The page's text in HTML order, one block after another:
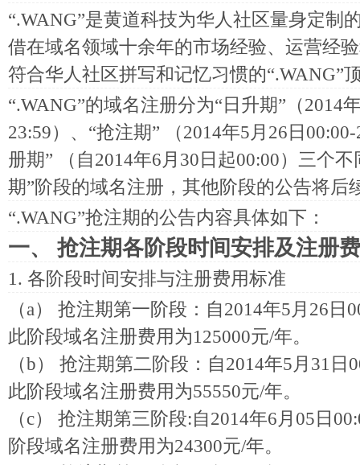
“.WANG”是黄道科技为华人社区量身定制
借在域名领域十余年的市场经验、运营经
符合华人社区拼写和记忆习惯的“.WANG”
“.WANG”的域名注册分为“日升期”（2014
23:59）、“抢注期” （2014年5月26日
册期” （自2014年6月30日起00:00）三个
期”阶段的域名注册，其他阶段的公告将后
“.WANG”抢注期的公告内容具体如下：
一、 抢注期各阶段时间安排及注册
1. 各阶段时间安排与注册费用标准
（a） 抢注期第一阶段：自2014年5月26日
此阶段域名注册费用为125000元/年。
（b） 抢注期第二阶段：自2014年5月31
此阶段域名注册费用为55550元/年。
（c） 抢注期第三阶段:自2014年6月05日
阶段域名注册费用为24300元/年。